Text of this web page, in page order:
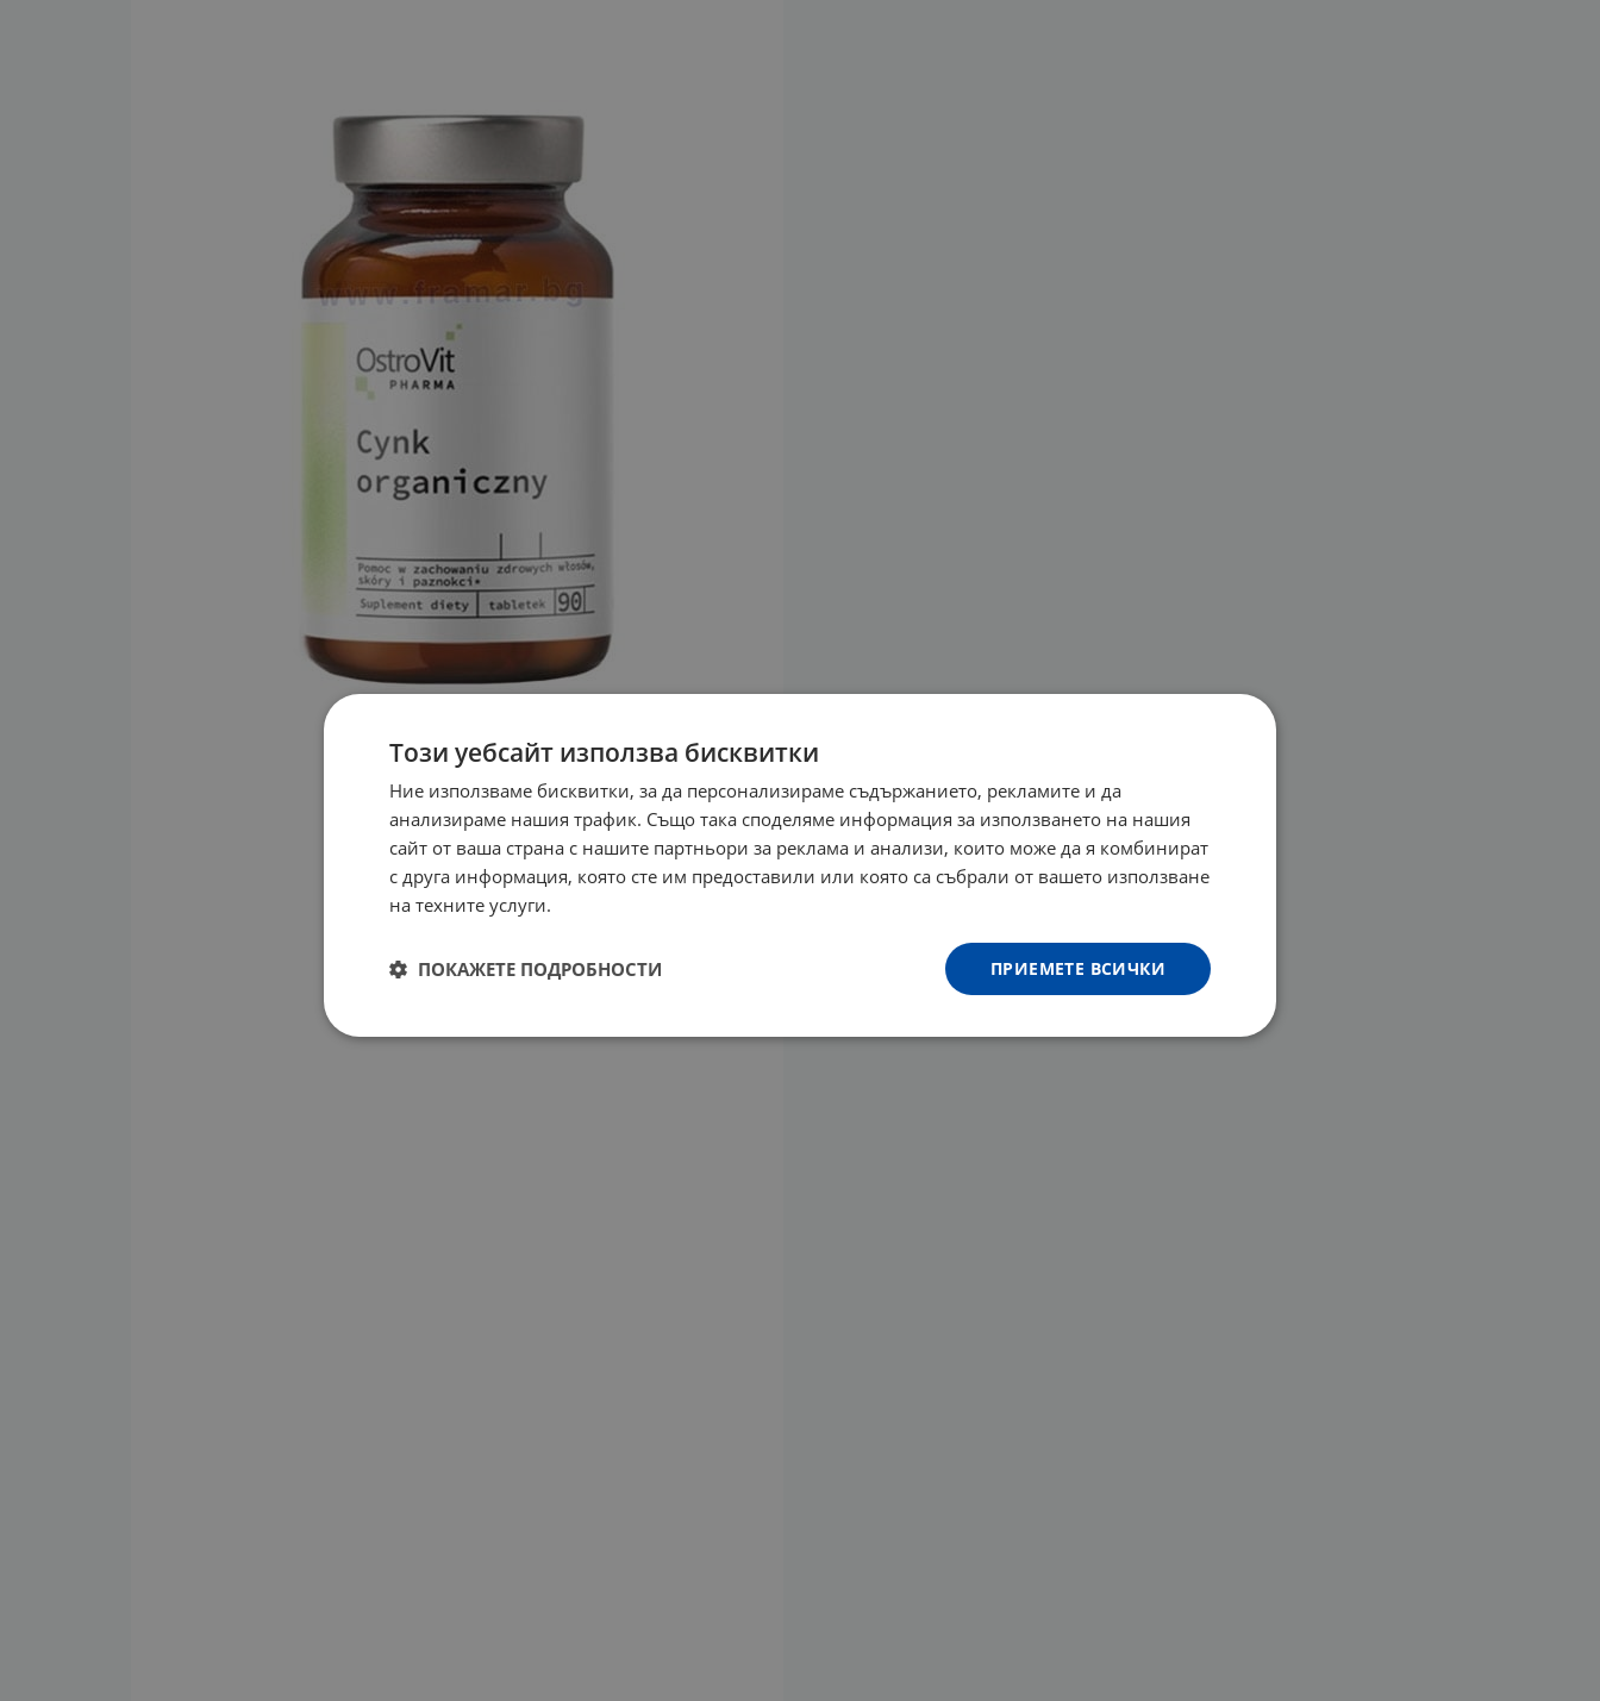
Този уебсайт използва бисквитки
Ние използваме бисквитки, за да персонализираме съдържанието, рекламите и да
анализираме нашия трафик. Също така споделяме информация за използването на нашия
сайт от ваша страна с нашите партньори за реклама и анализи, които може да я комбинират
с друга информация, която сте им предоставили или която са събрали от вашето използване
на техните услуги.
ПРИЕМЕТЕ ВСИЧКИ
ПОКАЖЕТЕ ПОДРОБНОСТИ